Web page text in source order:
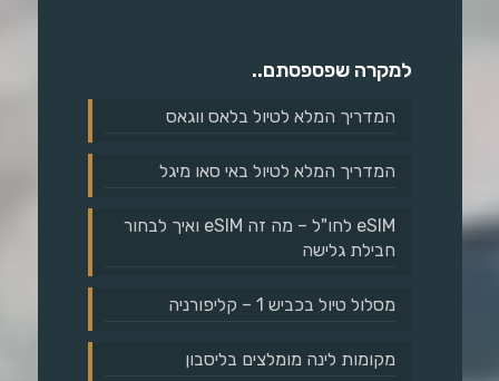
למקרה שפספסתם..
המדריך המלא לטיול בלאס ווגאס
המדריך המלא לטיול באי סאו מיגל
eSIM לחו"ל – מה זה eSIM ואיך לבחור
חבילת גלישה
מסלול טיול בכביש 1 – קליפורניה
מקומות לינה מומלצים בליסבון